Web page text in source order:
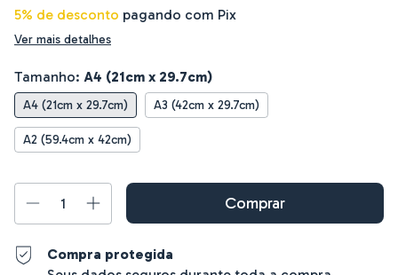
5% de desconto pagando com Pix
Ver mais detalhes
Tamanho: A4 (21cm x 29.7cm)
A4 (21cm x 29.7cm) A3 (42cm x 29.7cm)
A2 (59.4cm x 42cm)
Compra protegida